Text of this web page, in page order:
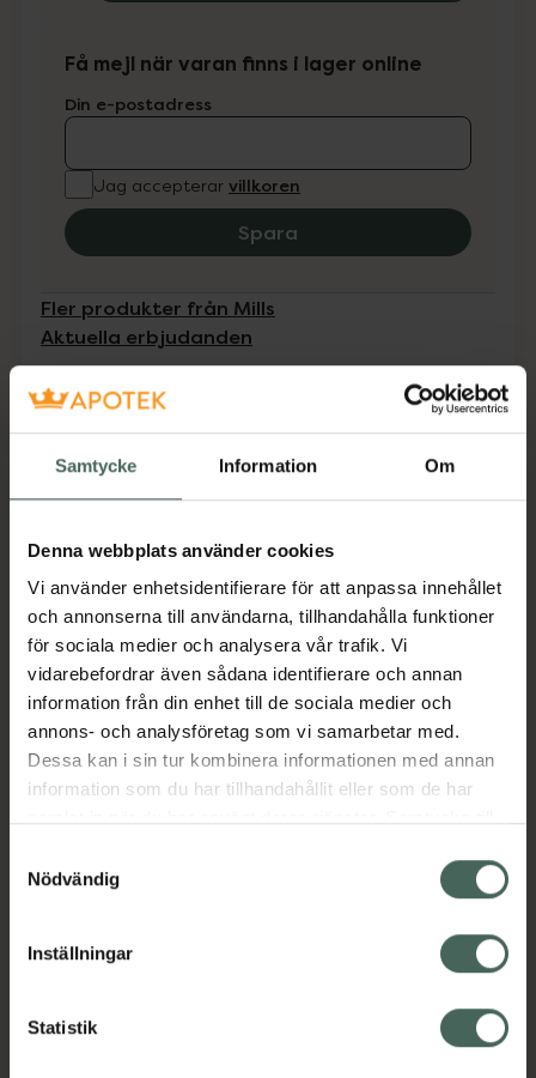
Samtycke Information Om
Denna webbplats använder cookies
Vi använder enhetsidentifierare för att anpassa innehållet
och annonserna till användarna, tillhandahålla funktioner
för sociala medier och analysera vår trafik. Vi
vidarebefordrar även sådana identifierare och annan
information från din enhet till de sociala medier och
annons- och analysföretag som vi samarbetar med.
Dessa kan i sin tur kombinera informationen med annan
information som du har tillhandahållit eller som de har
återkalla ditt samtycke via webbplatsens
cookieinställningar. Ett återkallat samtycke påverkar inte
lagligheten av behandling som skett innan återkallelsen.
Nödvändig
Inställningar
Statistik
Få mejl när varan finns i lager online
Din e-postadress
Jag accepterar villkoren
Spara
Fler produkter från Mills
Aktuella erbjudanden
Beskrivning Dölj
Tillverkaren garanterar genom
säker att använda och uppfyller
gällande krav.
100% renad lammull, som förebygger och
vårdar huden, absorberar fukt på fot och
mellan tår. Skyddar och värmer. Lämplig för
personer med diabetes och fotsvamp.
Orsakar ej klåda.
Jämförpris
18,38 kr/st
EAN:06420611719087
Visa